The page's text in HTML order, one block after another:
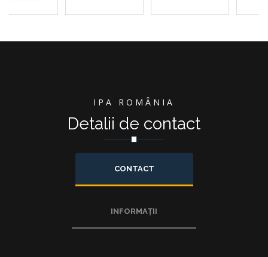
IPA ROMÂNIA
Detalii de contact
CONTACT
INFORMAȚII